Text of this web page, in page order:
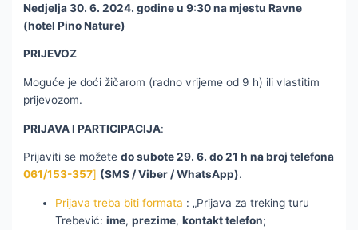
Nedjelja 30. 6. 2024. godine u 9:30 na mjestuRavne
(hotel Pino Nature)
PRIJEVOZ
Moguće je doći žičarom (radno vrijeme od 9 h) ili vlastitim
prijevozom.
PRIJAVA I PARTICIPACIJA:
Prijaviti se možetedo subote 29. 6. do 21 h na broj telefona
061/153-357] (SMS / Viber / WhatsApp).
Prijava treba biti formata : „Prijava za treking turu
Trebević:ime,prezime,kontakt telefon;